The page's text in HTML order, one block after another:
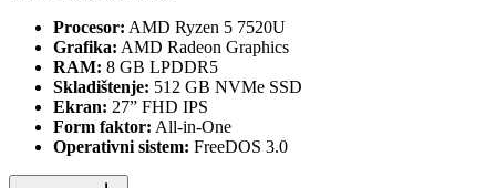
Procesor: AMD Ryzen 5 7520U
Grafika: AMD Radeon Graphics
RAM: 8 GB LPDDR5
Skladištenje: 512 GB NVMe SSD
Ekran: 27” FHD IPS
Form faktor: All-in-One
Operativni sistem: FreeDOS 3.0